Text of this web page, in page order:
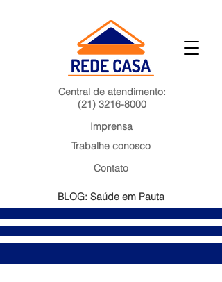
Central de atendimento:
(21) 3216-8000
Imprensa
Trabalhe conosco
Contato
BLOG: Saúde em Pauta